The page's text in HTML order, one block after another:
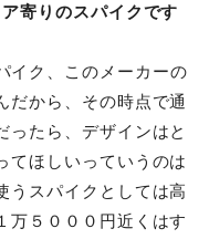
寄りのスパイクです
イク、このメーカーの
だから、その時点で通
ったら、デザインはと
てほしいっていうのは
うスパイクとしては高
万５０００円近くはす